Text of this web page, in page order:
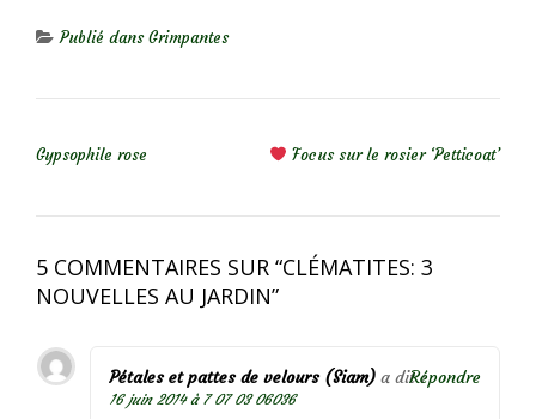
Publié dansGrimpantes
Gypsophile rose Focus sur le rosier ‘Petticoat’
5 COMMENTAIRES SUR “CLÉMATITES: 3
NOUVELLES AU JARDIN”
Pétales et pattes de velours (Siam) a dit :
16 juin 2014 à 7 07 03 06036
Répondre